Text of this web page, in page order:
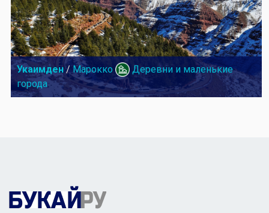
Укаимден/ Марокко
Деревни и маленькие
города